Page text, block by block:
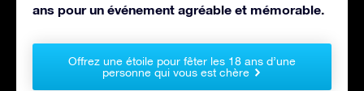
ans pour un événement agréable et mémorable.
Offrez une étoile pour fêter les 18 ans d’une
personne qui vous est chère